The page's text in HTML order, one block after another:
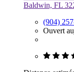
Baldwin, FL
(904)
Ouvert